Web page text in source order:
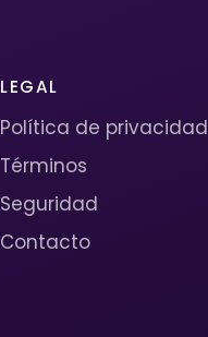
LEGAL
Política de privacidad
Términos
Seguridad
Contacto